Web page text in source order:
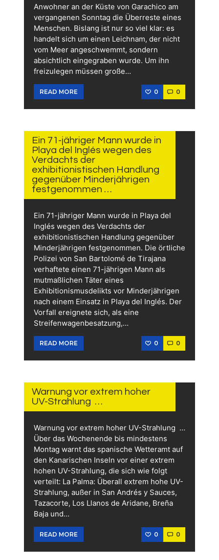
Anwohner an der Küste von Garachico am
vergangenen Sonntag die Überreste eines
Menschen. Bislang ist nur so viel klar: es
handelt sich um einen Leichnam, der nicht
vom Meer angeschwemmt, sondern
absichtlich eingegraben wurde. Um ihn
freizulegen müssen große…
READ MORE 0 0
AGO
Ein 71-jähriger Mann wurde in
Playa del Inglés wegen des
Verdachts der
exhibitionistischen Handlung
gegenüber Minderjährigen
festgenommen …
Ein 71-jähriger Mann wurde in Playa del
Inglés wegen des Verdachts der
exhibitionistischen Handlung gegenüber
Minderjährigen festgenommen. Die örtliche
Polizei von San Bartolomé de Tirajana
verhaftete einen 71-jährigen Mann als
mutmaßlichen Täter eines
Exhibitionismusdelikts vor Minderjährigen
nach einem Einsatz in Playa del Inglés. Der
Vorfall ereignete sich, als eine
Streifenwagenbesatzung,…
READ MORE 0 0
2026
Warnung vor extrem hoher
UV-Strahlung …
Warnung vor extrem hoher UV-Strahlung …
Über das Wochenende bis mindestens
Montag warnt das spanische Wetteramt auf
den Kanarischen Inseln vor einer extrem
hohen UV-Strahlung, die sich wie folgt
verteilt: La Palma: Überall extrem hohe UV-
Strahlung, außer in San Andrés y Sauces,
Tazacorte, Los Llanos de Aridane, Breña
Baja und…
READ MORE 0 0